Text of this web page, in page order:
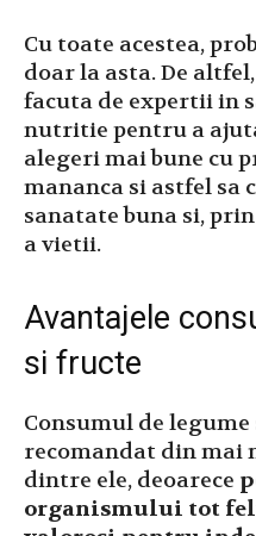
Cu toate acestea,
doar la asta. De
facuta de expertii in
nutritie pentru a
alegeri mai bune cu
mananca si astfel sa
sanatate buna si,
a vietii.
Avantajele
si fructe
Consumul de
recomandat din mai
dintre ele, deoarece
organismului tot